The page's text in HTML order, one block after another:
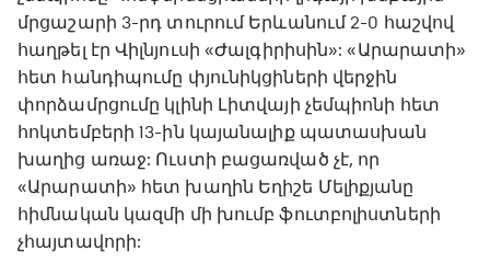
մրցաշարի 3-րդ տուրում Երևանում 2-0 հաշվով
հաղթել էր Վիլնյուսի «Ժալգիրիսին»: «Արարատի»
հետ հանդիպումը փյունիկցիների վերջին
փորձամրցումը կլինի Լիտվայի չեմպիոնի հետ
հոկտեմբերի 13-ին կայանալիք պատասխան
խաղից առաջ: Ուստի բացառված չէ, որ
«Արարատի» հետ խաղին Եղիշե Մելիքյանը
հիմնական կազմի մի խումբ ֆուտբոլիստների
չհայտավորի: